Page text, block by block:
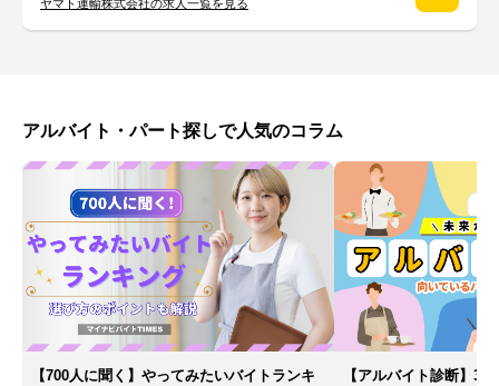
ヤマト運輸株式会社の求人一覧を見る
アルバイト・パート探しで人気のコラム
【700人に聞く】やってみたいバイトランキ
【アルバイト診断】